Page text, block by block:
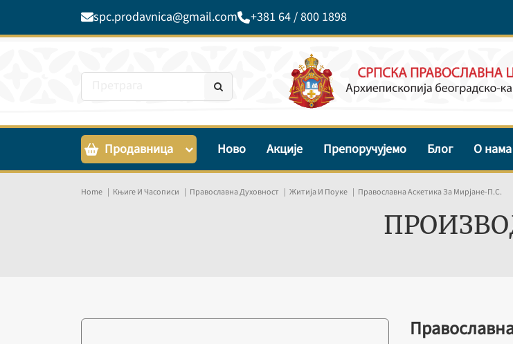
spc.prodavnica@gmail.com +381 64 / 800 1898
Продавница Ново Акције Препоручујемо Блог О нама
Home Књиге И Часописи Православна Духовност Житија И Поуке Православна Аскетика За Мирјане-П.С.